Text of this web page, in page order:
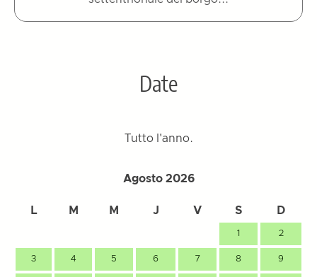
Date
Tutto l'anno.
Agosto 2026
L M M J V S D
1 2
3 4 5 6 7 8 9